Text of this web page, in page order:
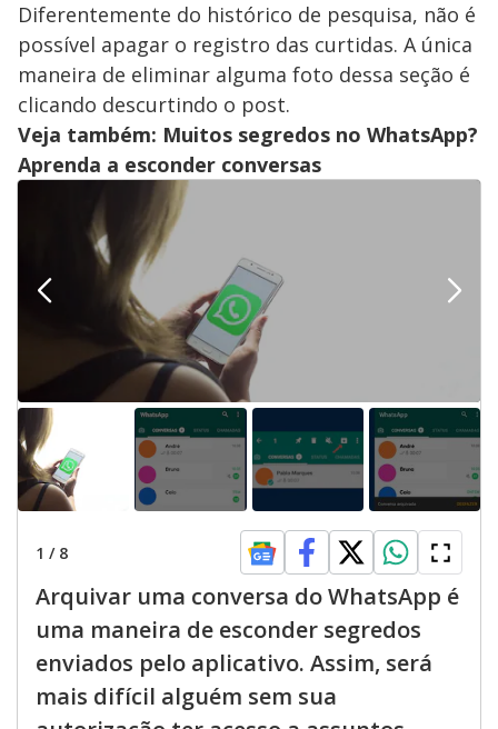
Diferentemente do histórico de pesquisa, não é
possível apagar o registro das curtidas. A única
maneira de eliminar alguma foto dessa seção é
clicando descurtindo o post.
Veja também: Muitos segredos no WhatsApp?
Aprenda a esconder conversas
1 / 8
Arquivar uma conversa do WhatsApp é
uma maneira de esconder segredos
enviados pelo aplicativo. Assim, será
mais difícil alguém sem sua